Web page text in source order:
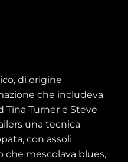
di origine
che includeva
Tina Turner e Steve
una tecnica
con assoli
mescolava blues,